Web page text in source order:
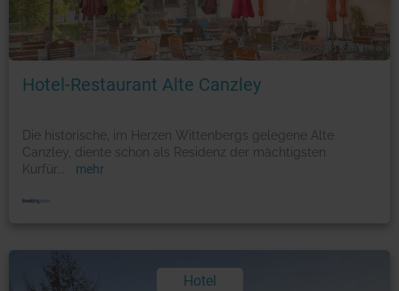
Foto: © booking.com
Hotel-Restaurant Alte Canzley
Die historische, im Herzen Wittenbergs gelegene Alte
Canzley, diente schon als Residenz der mächtigsten
Kurfür
mehr
Hotel